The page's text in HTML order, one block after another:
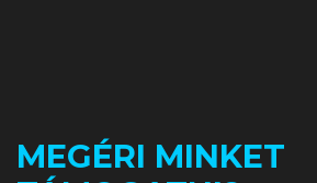
MEGÉRI MINKET